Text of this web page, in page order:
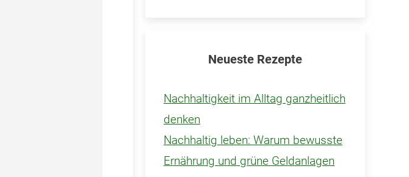
Neueste Rezepte
Nachhaltigkeit im Alltag ganzheitlich
denken
Nachhaltig leben: Warum bewusste
Ernährung und grüne Geldanlagen